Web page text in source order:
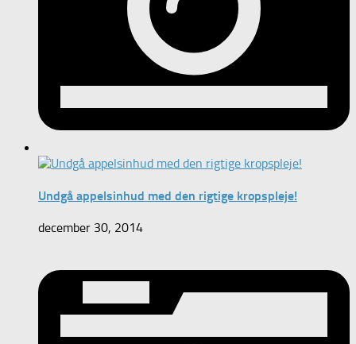
Undgå appelsinhud med den rigtige kropspleje!
december 30, 2014